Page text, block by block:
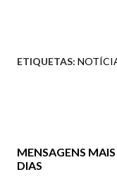
ETIQUETAS:
MENSAGENS
DIAS